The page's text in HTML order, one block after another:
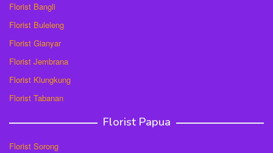
Florist Bangli
Florist Buleleng
Florist Gianyar
Florist Jembrana
Florist Klungkung
Florist Tabanan
Florist Papua
Florist Sorong